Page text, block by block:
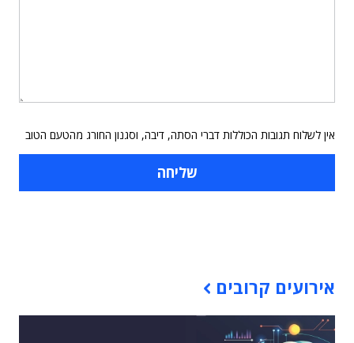
אין לשלוח תגובות הכוללות דברי הסתה, דיבה, וסגנון החורג מהטעם הטוב
אירועים קרובים